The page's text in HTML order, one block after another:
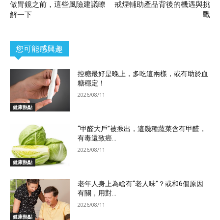
做胃鏡之前，這些風險建議瞭
解一下
戒煙輔助產品背後的機遇與挑
戰
您可能感興趣
健康熱點
控糖最好是晚上，多吃這兩樣，或有助於血
糖穩定！
2026/08/11
健康熱點
“甲醛大戶”被揪出，這幾種蔬菜含有甲醛，
有毒還致癌...
2026/08/11
健康熱點
老年人身上為啥有“老人味”？或和6個原因
有關，用對...
2026/08/11